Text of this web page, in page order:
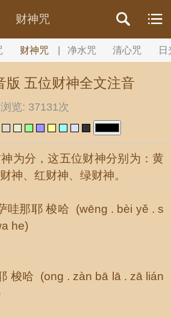
财神咒
财神咒 | 净水咒 清心咒 日
版 五位财神全文注音
浏览: 37131次
为分，这五位财神分别为：黄
神、红财神、绿财神。
哇那耶 梭哈 (wēng . bèi yě . s
he)
梭哈 (ong . zàn bā lā . zā lián